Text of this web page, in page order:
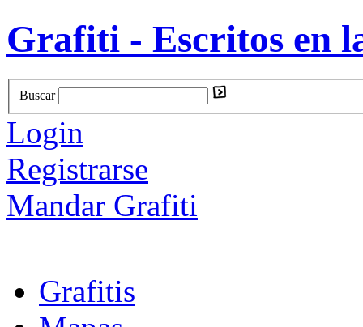
Grafiti - Escritos en
Buscar
Login
Registrarse
Mandar Grafiti
Grafitis